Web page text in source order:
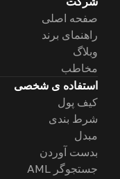
صفحه اصلی
راهنمای برند
وبلاگ
مخاطب
استفاده ی شخصی
کیف پول
شرط بندی
مبدل
بدست آوردن
جستجوگر AML